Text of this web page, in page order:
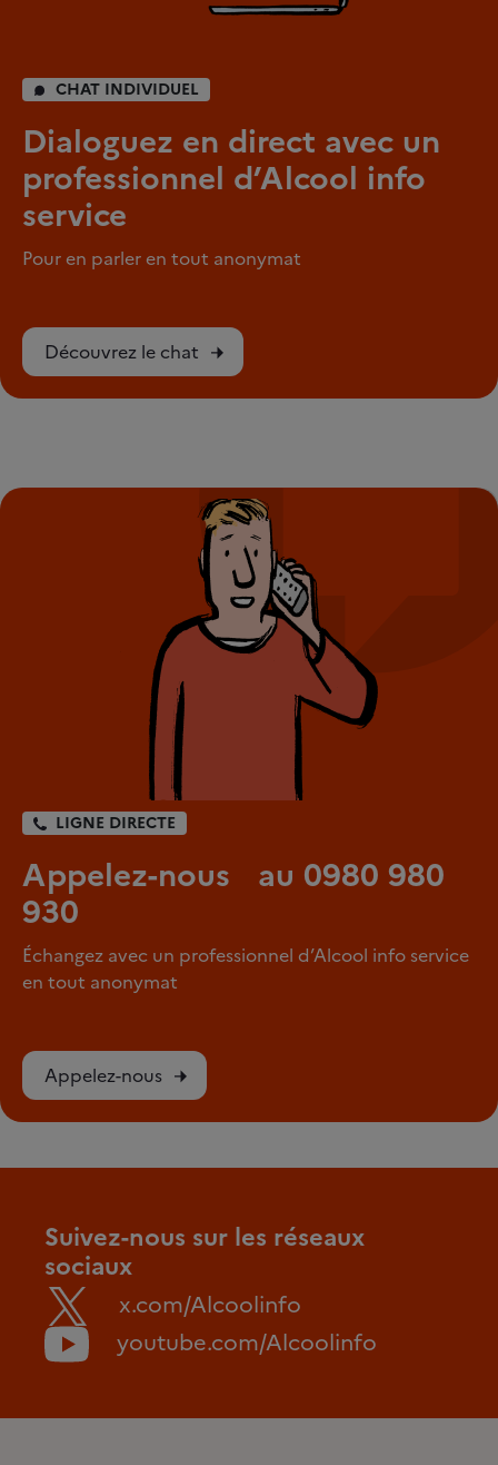
CHAT INDIVIDUEL
Dialoguez en direct avec un
professionnel d’Alcool info
service
Pour en parler en tout anonymat
Découvrez le chat
LIGNE DIRECTE
Appelez-nous au 0980 980
930
Échangez avec un professionnel d’Alcool info service
en tout anonymat
Appelez-nous
Suivez-nous sur les réseaux
sociaux
x.com/Alcoolinfo
youtube.com/Alcoolinfo